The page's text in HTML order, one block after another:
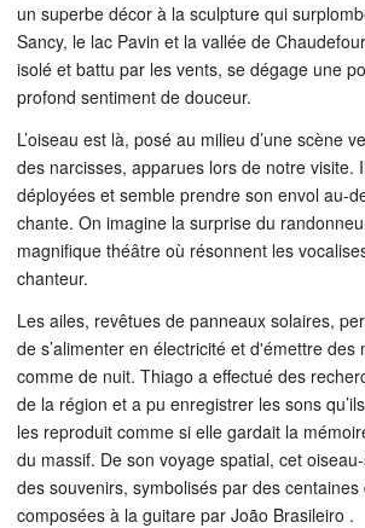
un superbe décor à la sculpture qui
Sancy, le lac Pavin et la vallée de
isolé et battu par les vents, se dégage une
profond sentiment de douceur.
L’oiseau est là, posé au milieu d’une scène
des narcisses, apparues lors de notre visite.
déployées et semble prendre son envol au-
chante. On imagine la surprise du
magnifique théâtre où résonnent les
chanteur.
Les ailes, revêtues de panneaux solaires,
de s’alimenter en électricité et d'émettre des
comme de nuit. Thiago a effectué des
de la région et a pu enregistrer les sons
les reproduit comme si elle gardait la
du massif. De son voyage spatial, cet
des souvenirs, symbolisés par des centaines
composées à la guitare par João Brasileiro .